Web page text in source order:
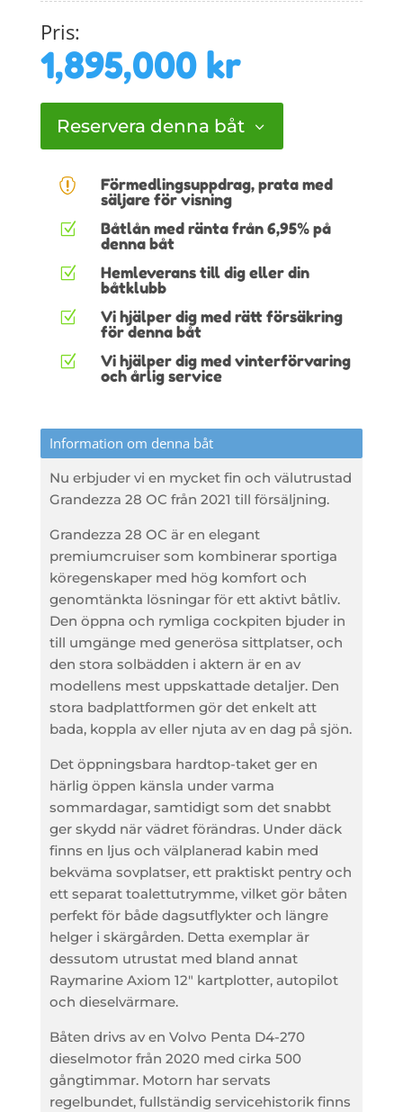
Pris:
1,895,000 kr
Reservera denna båt

Förmedlingsuppdrag, prata med
säljare för visning
Z
Båtlån med ränta från 6,95% på
denna båt
Z
Hemleverans till dig eller din
båtklubb
Z
Vi hjälper dig med rätt försäkring
för denna båt
Z
Vi hjälper dig med vinterförvaring
och årlig service
Information om denna båt
Nu erbjuder vi en mycket fin och välutrustad
Grandezza 28 OC från 2021 till försäljning.
Grandezza 28 OC är en elegant
premiumcruiser som kombinerar sportiga
köregenskaper med hög komfort och
genomtänkta lösningar för ett aktivt båtliv.
Den öppna och rymliga cockpiten bjuder in
till umgänge med generösa sittplatser, och
den stora solbädden i aktern är en av
modellens mest uppskattade detaljer. Den
stora badplattformen gör det enkelt att
bada, koppla av eller njuta av en dag på sjön.
Det öppningsbara hardtop-taket ger en
härlig öppen känsla under varma
sommardagar, samtidigt som det snabbt
ger skydd när vädret förändras. Under däck
finns en ljus och välplanerad kabin med
bekväma sovplatser, ett praktiskt pentry och
ett separat toalettutrymme, vilket gör båten
perfekt för både dagsutflykter och längre
helger i skärgården. Detta exemplar är
dessutom utrustat med bland annat
Raymarine Axiom 12″ kartplotter, autopilot
och dieselvärmare.
Båten drivs av en Volvo Penta D4-270
dieselmotor från 2020 med cirka 500
gångtimmar. Motorn har servats
regelbundet, fullständig servicehistorik finns